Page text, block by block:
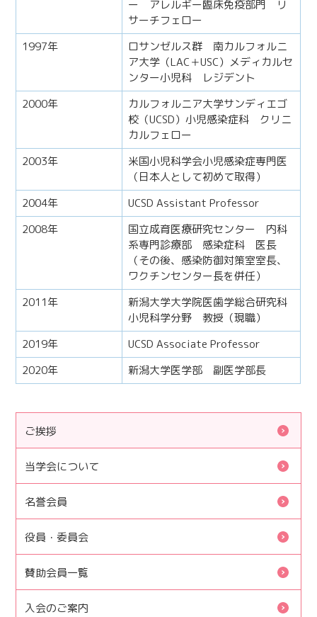
ー アレルギー臨床免疫部門 リ
サーチフェロー
1997年
ロサンゼルス群 南カルフォルニ
ア大学（LAC＋USC）メディカルセ
ンター小児科 レジデント
2000年
カルフォルニア大学サンディエゴ
校（UCSD）小児感染症科 クリニ
カルフェロー
2003年
米国小児科学会小児感染症専門医
（日本人として初めて取得）
2004年
UCSD Assistant Professor
2008年
国立成育医療研究センター 内科
系専門診療部 感染症科 医長
（その後、感染防御対策室室長、
ワクチンセンター長を併任）
2011年
新潟大学大学院医歯学総合研究科
小児科学分野 教授（現職）
2019年
UCSD Associate Professor
2020年
新潟大学医学部 副医学部長
ご挨拶
当学会について
名誉会員
役員・委員会
賛助会員一覧
入会のご案内